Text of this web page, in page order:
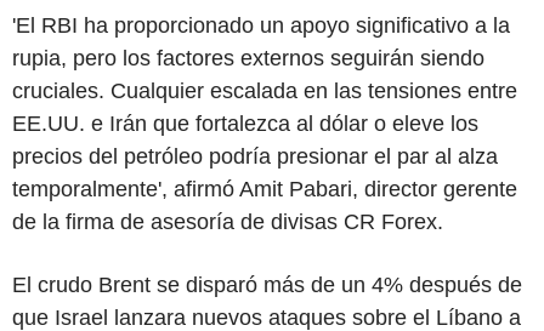
'El RBI ha proporcionado un apoyo significativo a la
rupia, pero los factores externos seguirán siendo
cruciales. Cualquier escalada en las tensiones entre
EE.UU. e Irán que fortalezca al dólar o eleve los
precios del petróleo podría presionar el par al alza
temporalmente', afirmó Amit Pabari, director gerente
de la firma de asesoría de divisas CR Forex.
El crudo Brent se disparó más de un 4% después de
que Israel lanzara nuevos ataques sobre el Líbano a